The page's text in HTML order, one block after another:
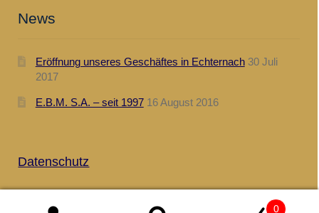
News
Eröffnung unseres Geschäftes in Echternach 30 Juli
2017
E.B.M. S.A. – seit 1997 16 August 2016
.
Datenschutz
0